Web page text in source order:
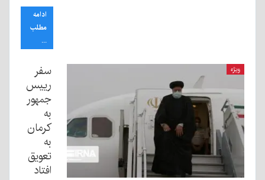
ادامه
مطلب
...
ویژه
سفر
رییس
جمهور
به
کرمان
به
تعویق
افتاد